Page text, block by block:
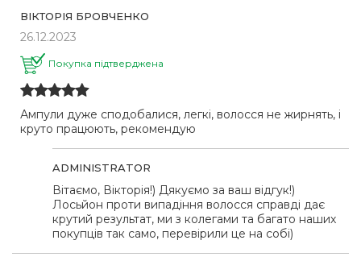
ВІКТОРІЯ БРОВЧЕНКО
26.12.2023
Покупка підтверджена
Ампули дуже сподобалися, легкі, волосся не жирнять, і
круто працюють, рекомендую
ADMINISTRATOR
Вітаємо, Вікторія!) Дякуємо за ваш відгук!)
Лосьйон проти випадіння волосся справді дає
крутий результат, ми з колегами та багато наших
покупців так само, перевірили це на собі)